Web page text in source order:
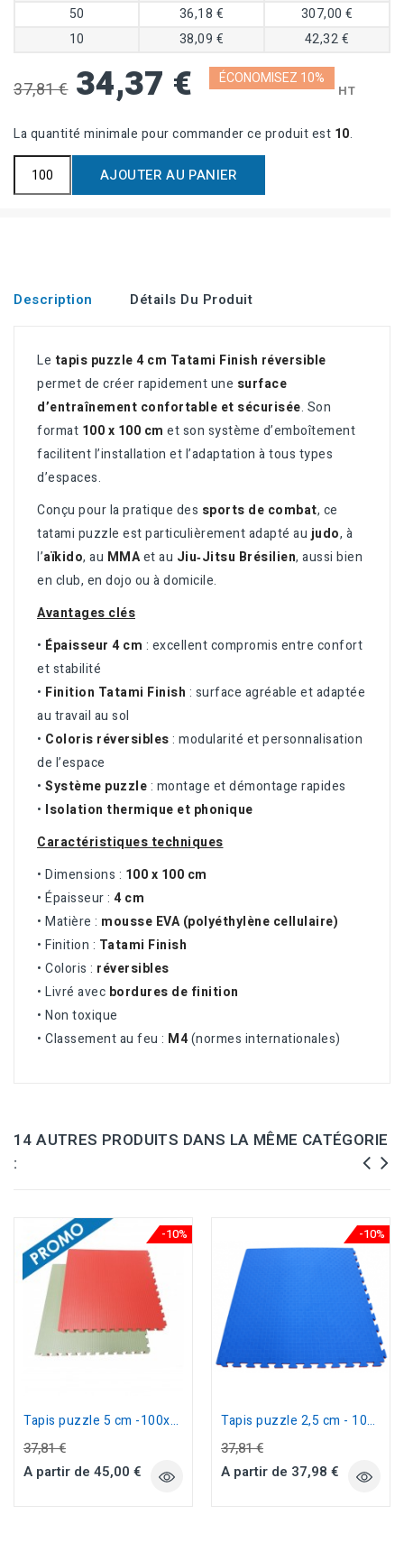
50
36,18 €
307,00 €
10
38,09 € 42,32 €
37,81 € 34,37 € ÉCONOMISEZ 10%
HT
La quantité minimale pour commander ce produit est 10.
AJOUTER AU PANIER
Description Détails Du Produit
Le tapis puzzle 4 cm Tatami Finish réversible
permet de créer rapidement une surface
d’entraînement confortable et sécurisée. Son
format 100 x 100 cm et son système d’emboîtement
facilitent l’installation et l’adaptation à tous types
d’espaces.
Conçu pour la pratique des sports de combat, ce
tatami puzzle est particulièrement adapté aujudo, à
l’aïkido, au MMAet au Jiu‑Jitsu Brésilien, aussi bien
en club, en dojo ou à domicile.
Avantages clés
• Épaisseur 4 cm : excellent compromis entre confort
et stabilité
• Finition Tatami Finish : surface agréable et adaptée
au travail au sol
• Coloris réversibles: modularité et personnalisation
de l’espace
• Système puzzle: montage et démontage rapides
• Isolation thermique et phonique
Caractéristiques techniques
• Dimensions : 100 x 100 cm
• Épaisseur : 4 cm
• Matière : mousse EVA (polyéthylène cellulaire)
• Finition : Tatami Finish
• Coloris : réversibles
• Livré avec bordures de finition
• Non toxique
• Classement au feu : M4(normes internationales)
14 AUTRES PRODUITS DANS LA MÊME CATÉGORIE
:
Tapis puzzle 5 cm -100x100cm Tatami...
37,81 €
-10%
A partir de 45,00 €
Tapis puzzle 2,5 cm - 100x100cm...
37,81 €
-10%
A partir de 37,98 €